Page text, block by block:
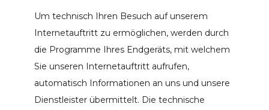
Um technisch Ihren Besuch auf unserem
Internetauftritt zu ermöglichen, werden durch
die Programme Ihres Endgeräts, mit welchem
Sie unseren Internetauftritt aufrufen,
automatisch Informationen an uns und unsere
Dienstleister übermittelt. Die technische